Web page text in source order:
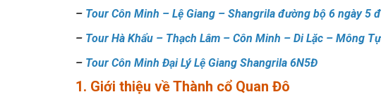
– Tour Côn Minh – Lệ Giang – Shangrila đường bộ 6 ngày 5
– Tour Hà Khẩu – Thạch Lâm – Côn Minh – Di Lặc – Mông
– Tour Côn Minh Đại Lý Lệ Giang Shangrila 6N5Đ
1. Giới thiệu về Thành cổ Quan Đô